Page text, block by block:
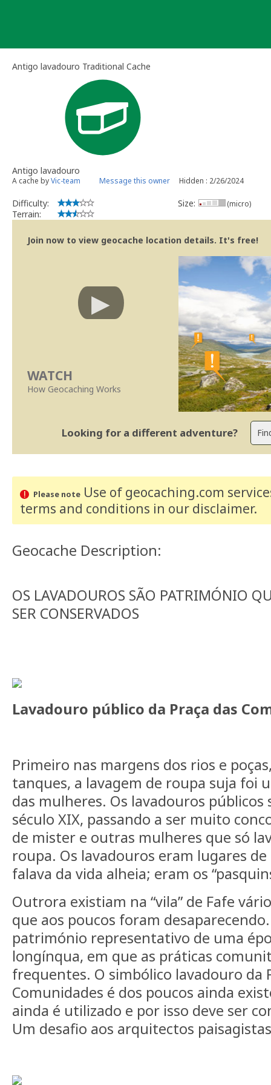
Antigo lavadouro Traditional Cache
Antigo lavadouro
A cache byVic-team Message this owner Hidden : 2/26/2024
Difficulty:
Terrain:
Size: (micro)
Join now to view geocache location details. It's free!
WATCH
How Geocaching Works
Looking for a different adventure?
Please noteUse of geocaching.com
terms and conditions in our disclaimer.
Geocache Description:
OS LAVADOUROS SÃO PATRIMÓNIO
SER CONSERVADOS
Lavadouro público da Praça das
Primeiro nas margens dos rios e
tanques, a lavagem de roupa suja foi
das mulheres. Os lavadouros
século XIX, passando a ser muito
de mister e outras mulheres que só
roupa. Os lavadouros eram lugares
falava da vida alheia; eram os
Outrora existiam na “vila” de Fafe
que aos poucos foram
património representativo de uma
longínqua, em que as práticas
frequentes. O simbólico lavadouro da
Comunidades é dos poucos ainda
ainda é utilizado e por isso deve ser
Um desafio aos arquitectos